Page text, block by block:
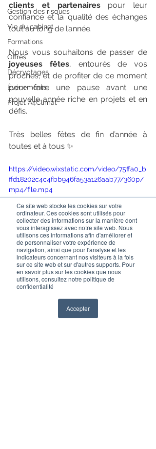
Ce site web stocke les cookies sur votre
ordinateur. Ces cookies sont utilisés pour
collecter des informations sur la manière dont
vous interagissez avec notre site web. Nous
utilisons ces informations afin d'améliorer et
de personnaliser votre expérience de
navigation, ainsi que pour l'analyse et les
indicateurs concernant nos visiteurs à la fois
sur ce site web et sur d'autres supports. Pour
en savoir plus sur les cookies que nous
utilisons, consultez notre politique de
confidentialité
Accepter
Gestion des risques
Vie du cabinet
Formations
Offres
Décryptages
Événements
Projet A4Climat
clients et partenaires pour leur
confiance et la qualité des échanges
tout au long de l’année.
joyeuses fêtes, entourés de vos
proches, et de profiter de ce moment
pour faire une pause avant une
nouvelle année riche en projets et en
défis.
Très belles fêtes de fin d’année à
toutes et à tous ✨
https://video.wixstatic.com/video/75ffa0_b
ffd18202c4c4fbb946fa53a126aab77/360p/
mp4/file.mp4
Vie du cabinet